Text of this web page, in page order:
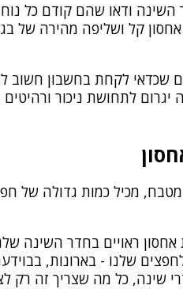
ודאו שהם קודם כל
קל ושליפה מהירה של
שכדאי לקחת בחשבון חשוב
לתחושת ניכור
מכיל כמות גדולה של
ראויים בחדר השינה
שלנו - בארונות,
שינה, כל מה שצריך זה רק